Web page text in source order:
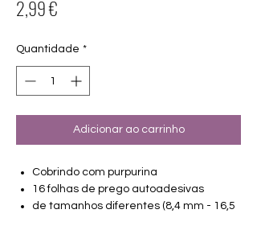
2,99 €
Quantidade *
Adicionar ao carrinho
Cobrindo com purpurina
16 folhas de prego autoadesivas
de tamanhos diferentes (8,4 mm - 16,5